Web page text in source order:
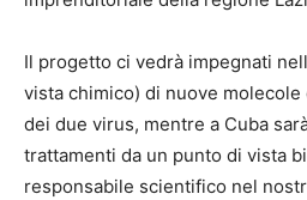
Il progetto ci vedrà impegnati
vista chimico) di nuove molecole
dei due virus, mentre a Cuba
trattamenti da un punto di vista
responsabile scientifico nel